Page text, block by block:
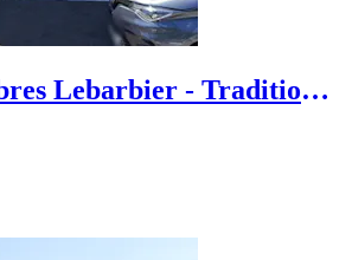
Lebarbier - Tradition